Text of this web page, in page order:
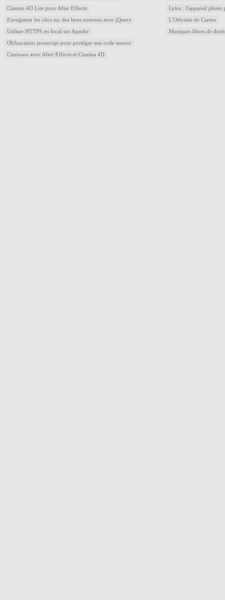
Cinema 4D Lite pour After Effects
Enregistrer les clics sur des liens externes avec jQuery
Utiliser HTTPS en local sur Apache
Obfuscation javascript pour protéger son code source
Cineware avec After Effects et Cinema 4D
Lytro : l'appareil photo
L'Odyssée de Cartier
Musiques libres de